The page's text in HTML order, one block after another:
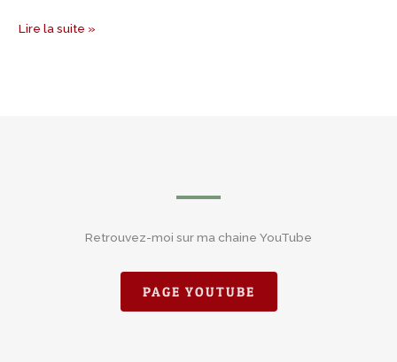
Lire la suite »
Retrouvez-moi sur ma chaine YouTube
PAGE YOUTUBE